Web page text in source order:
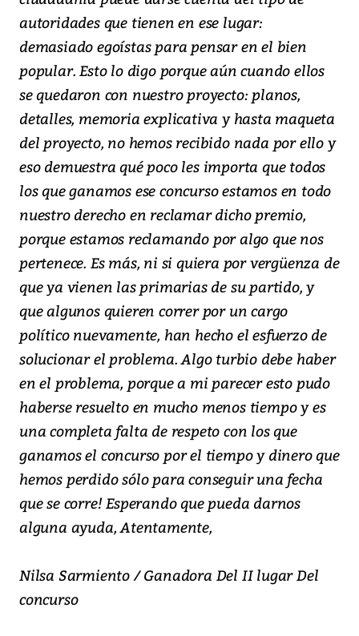
autoridades que tienen en ese lugar:
demasiado egoístas para pensar en el bien
popular. Esto lo digo porque aún cuando ellos
se quedaron con nuestro proyecto: planos,
detalles, memoria explicativa y hasta maqueta
del proyecto, no hemos recibido nada por ello y
eso demuestra qué poco les importa que todos
los que ganamos ese concurso estamos en todo
nuestro derecho en reclamar dicho premio,
porque estamos reclamando por algo que nos
pertenece. Es más, ni si quiera por vergüenza de
que ya vienen las primarias de su partido, y
que algunos quieren correr por un cargo
político nuevamente, han hecho el esfuerzo de
solucionar el problema. Algo turbio debe haber
en el problema, porque a mi parecer esto pudo
haberse resuelto en mucho menos tiempo y es
una completa falta de respeto con los que
ganamos el concurso por el tiempo y dinero que
hemos perdido sólo para conseguir una fecha
que se corre! Esperando que pueda darnos
alguna ayuda, Atentamente,
Nilsa Sarmiento / Ganadora Del II lugar Del
concurso